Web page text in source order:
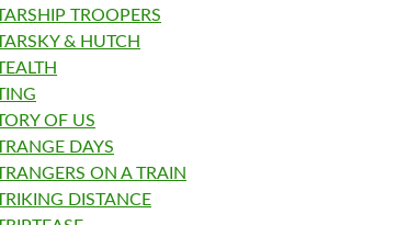
TROOPERS
& HUTCH
OF US
DAYS
ON A TRAIN
DISTANCE